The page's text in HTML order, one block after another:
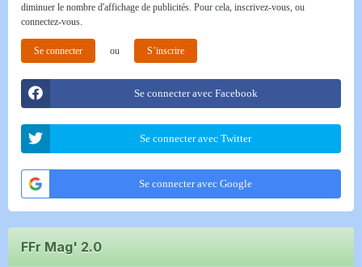
diminuer le nombre d'affichage de publicités. Pour cela, inscrivez-vous, ou
connectez-vous.
Se connecter ou S’inscrire
Se connecter avec Facebook
Se connecter avec Twitter
Se connecter avec Google
FFr Mag' 2.0